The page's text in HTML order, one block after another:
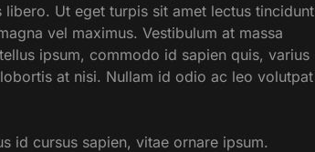
Ut eget turpis sit amet lectus tincidunt
vel maximus. Vestibulum at massa
ipsum, commodo id sapien quis, varius
at nisi. Nullam id odio ac leo volutpat
id cursus sapien, vitae ornare ipsum.